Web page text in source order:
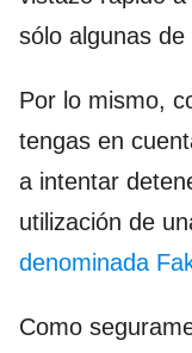
sólo algunas
Por lo mismo,
tengas en
a intentar
utilización de
denominada
Como